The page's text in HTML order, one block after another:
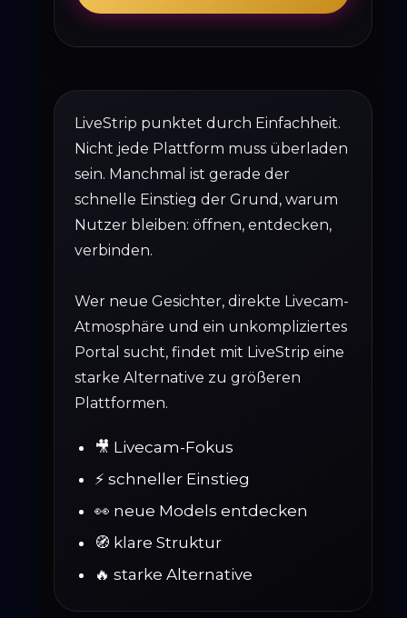
LiveStrip punktet durch Einfachheit.
Nicht jede Plattform muss überladen
sein. Manchmal ist gerade der
schnelle Einstieg der Grund, warum
Nutzer bleiben: öffnen, entdecken,
verbinden.
Wer neue Gesichter, direkte Livecam-
Atmosphäre und ein unkompliziertes
Portal sucht, findet mit LiveStrip eine
starke Alternative zu größeren
Plattformen.
🎥 Livecam-Fokus
⚡ schneller Einstieg
👀 neue Models entdecken
🧭 klare Struktur
🔥 starke Alternative